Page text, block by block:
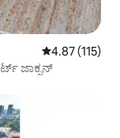
5 ರಲ್ಲಿ 4.87
4.87 (115)
ಜಾಕ್ಸನ್